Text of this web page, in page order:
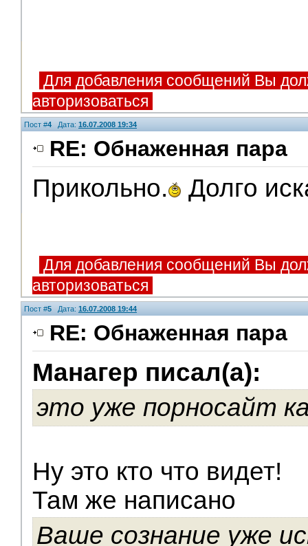
Для добавления сообщений Вы
авторизоваться
Пост #4Дата: 16.07.2008 19:34
RE: Обнаженная пара
Прикольно. Долго
Для добавления сообщений Вы
авторизоваться
Пост #5 Дата: 16.07.2008 19:44
RE: Обнаженная пара
Манагер писал(а):
это уже порносайт
Ну это кто что видет!
Там же написано
Ваше сознание уже
V.I.P.